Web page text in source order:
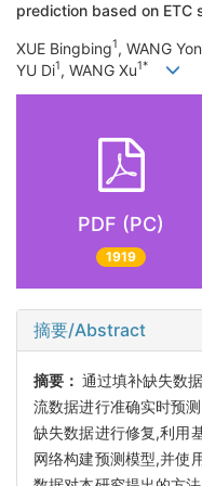
prediction based on ETC
XUE Bingbing1, WANG
YU Di1, WANG Xu1*
PDF (PC)
1919
摘要/Abstract
摘要：通过填补缺失数
流数据进行准确实时预
缺失数据进行修复,利用
网络构建预测模型,并使